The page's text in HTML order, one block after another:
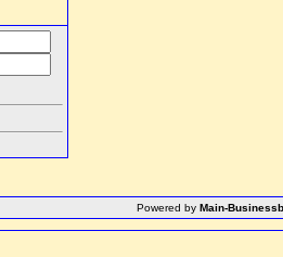
Powered by Main-